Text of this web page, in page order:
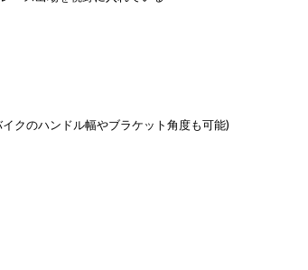
クのハンドル幅やブラケット角度も可能)